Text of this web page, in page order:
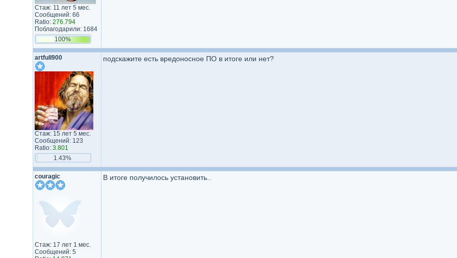
Стаж: 11 лет 5 мес.
Сообщений: 66
Ratio: 276.794
Поблагодарили: 1684
100%
artfull900
Стаж: 15 лет 5 мес.
Сообщений: 123
Ratio: 3.801
1.43%
подскажите есть вредоносное ПО в итоге или нет?
couragic
Стаж: 17 лет 1 мес.
Сообщений: 5
В итоге получилось установить..